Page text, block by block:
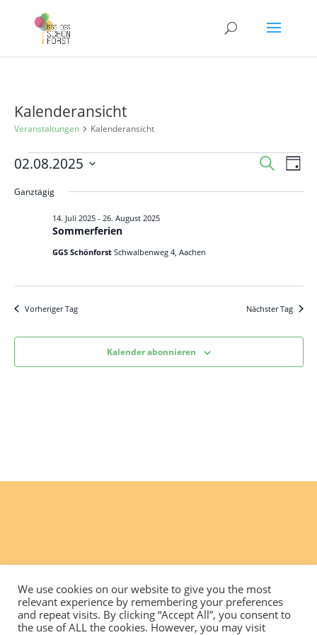
Kalenderansicht
Veranstaltungen Kalenderansicht
Veranstaltungen
2.
August
2025
und
Suche
Tag
02.08.2025
wählen.
Ganztägig
Sommerferien
14. Juli 2025- 26. August 2025
GGS Schönforst Schwalbenweg 4, Aachen
Vorheriger Tag Nächster Tag
Kalender abonnieren
We use cookies on our website to give you the most
relevant experience by remembering your preferences
and repeat visits. By clicking “Accept All”, you consent to
the use of ALL the cookies. However, you may visit